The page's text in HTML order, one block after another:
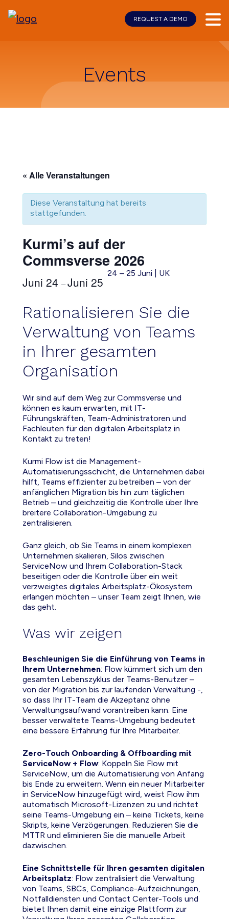
Events
« Alle Veranstaltungen
Diese Veranstaltung hat bereits
stattgefunden.
Kurmi’s auf der
Commsverse 2026
Juni 24 –Juni 25
24 – 25 Juni | UK
Rationalisieren Sie die
Verwaltung von Teams
in Ihrer gesamten
Organisation
Wir sind auf dem Weg zur Commsverse und
können es kaum erwarten, mit IT-
Führungskräften, Team-Administratoren und
Fachleuten für den digitalen Arbeitsplatz in
Kontakt zu treten!
Kurmi Flow ist die Management-
Automatisierungsschicht, die Unternehmen dabei
hilft, Teams effizienter zu betreiben – von der
anfänglichen Migration bis hin zum täglichen
Betrieb – und gleichzeitig die Kontrolle über Ihre
breitere Collaboration-Umgebung zu
zentralisieren.
Ganz gleich, ob Sie Teams in einem komplexen
Unternehmen skalieren, Silos zwischen
ServiceNow und Ihrem Collaboration-Stack
beseitigen oder die Kontrolle über ein weit
verzweigtes digitales Arbeitsplatz-Ökosystem
erlangen möchten – unser Team zeigt Ihnen, wie
das geht.
Was wir zeigen
Beschleunigen Sie die Einführung von Teams in
Ihrem Unternehmen: Flow kümmert sich um den
gesamten Lebenszyklus der Teams-Benutzer –
von der Migration bis zur laufenden Verwaltung -,
so dass Ihr IT-Team die Akzeptanz ohne
Verwaltungsaufwand vorantreiben kann. Eine
besser verwaltete Teams-Umgebung bedeutet
eine bessere Erfahrung für Ihre Mitarbeiter.
Zero-Touch Onboarding & Offboarding mit
ServiceNow + Flow: Koppeln Sie Flow mit
ServiceNow, um die Automatisierung von Anfang
bis Ende zu erweitern. Wenn ein neuer Mitarbeiter
in ServiceNow hinzugefügt wird, weist Flow ihm
automatisch Microsoft-Lizenzen zu und richtet
seine Teams-Umgebung ein – keine Tickets, keine
Skripts, keine Verzögerungen. Reduzieren Sie die
MTTR und eliminieren Sie die manuelle Arbeit
dazwischen.
Eine Schnittstelle für Ihren gesamten digitalen
Arbeitsplatz: Flow zentralisiert die Verwaltung
von Teams, SBCs, Compliance-Aufzeichnungen,
Notfalldiensten und Contact Center-Tools und
bietet Ihnen damit eine einzige Plattform zur
REQUEST A DEMO